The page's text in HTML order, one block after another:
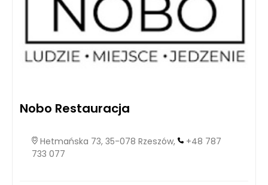
Nobo Restauracja
Hetmańska 73, 35-078 Rzeszów,
+48 787
733 077